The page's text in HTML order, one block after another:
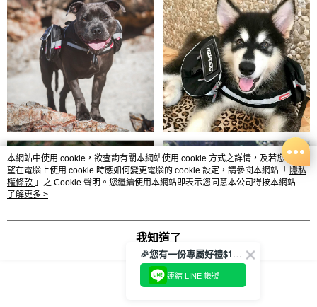
本網站中使用 cookie，欲查詢有關本網站使用 cookie 方式之詳情，及若您不希
望在電腦上使用 cookie 時應如何變更電腦的 cookie 設定，請參閱本網站「 隱私
權條款 」之 Cookie 聲明。您繼續使用本網站即表示您同意本公司得按本網站使
用條款之 Cookie 聲明使用 cookie。
了解更多 >
我知道了
🎉您有一份專屬好禮$100正等著您🎁
連結 LINE 帳號